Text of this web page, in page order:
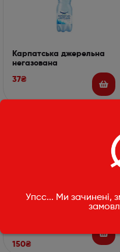
Карпатська джерельна
негазована
37₴
Sandora персиковий
150₴
Упсс... Ми зачинені,